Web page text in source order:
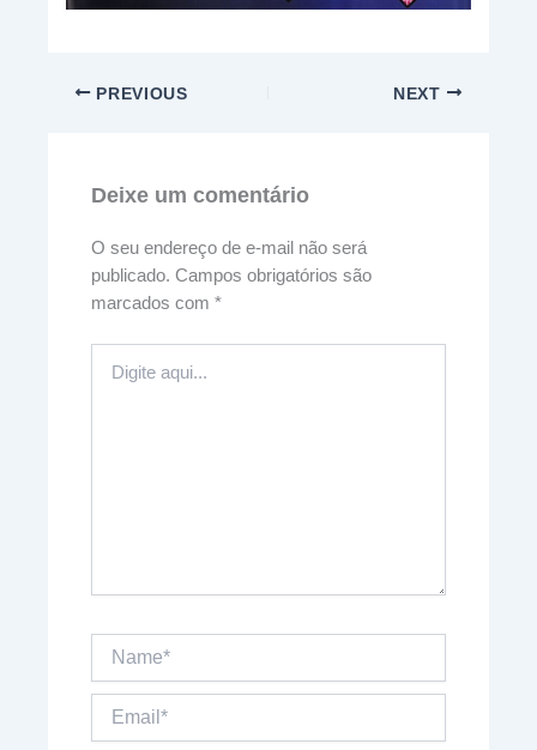
PREVIOUS NEXT
Deixe um comentário
O seu endereço de e-mail não será
publicado. Campos obrigatórios são
marcados com*
aqui...